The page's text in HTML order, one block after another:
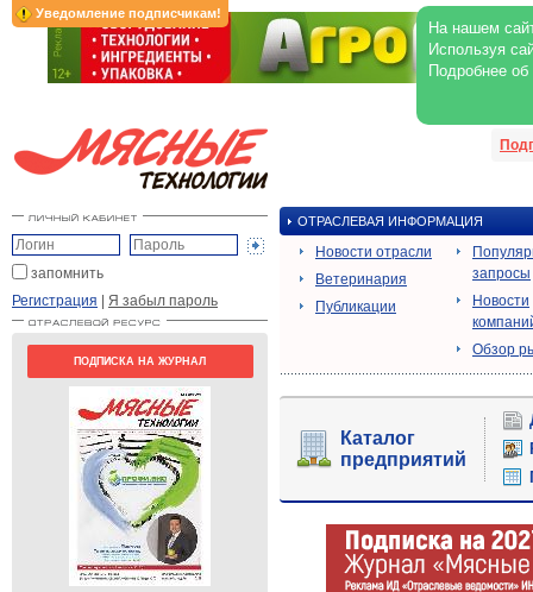
Уведомление подписчикам!
На нашем
Используя
Подробнее
запомнить
Регистрация | Я забыл пароль
ПОДПИСКА НА ЖУРНАЛ
ОТРАСЛЕВАЯ ИНФОРМАЦИЯ
Новости отрасли
Ветеринария
Публикации
запросы
Новости
Обзор
Каталог
предприятий